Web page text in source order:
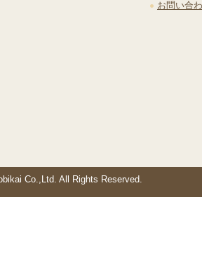
お問い合
Co.,Ltd. All Rights Reserved.